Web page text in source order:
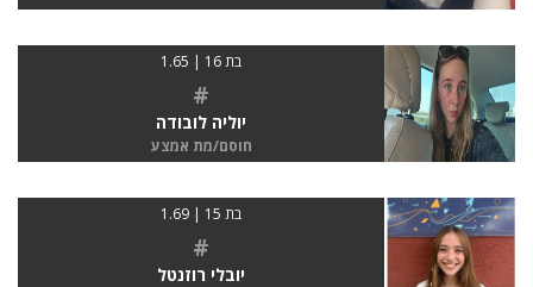
בת 16 | 1.65
#
יוליה לובודה
חוסם/מת אמצע
בת 15 | 1.69
#
יובלי רוזנטל